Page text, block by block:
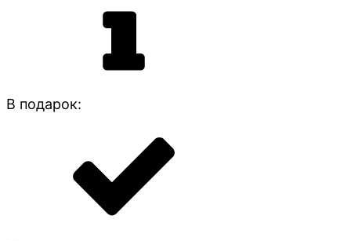
В подарок: